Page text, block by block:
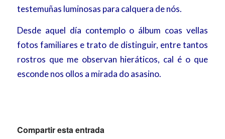
testemuñas luminosas para calquera de nós.
Desde aquel día contemplo o álbum coas vellas
fotos familiares e trato de distinguir, entre tantos
rostros que me observan hieráticos, cal é o que
esconde nos ollos a mirada do asasino.
Compartir esta entrada